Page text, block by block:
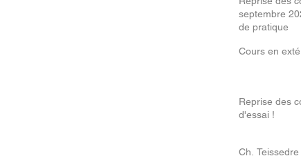
septembre
de pratique
Cours en
Reprise des
d'essai !
Ch.